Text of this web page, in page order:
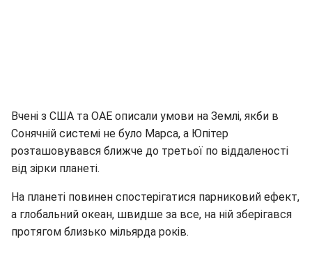
Вчені з США та ОАЕ описали умови на Землі, якби в
Сонячній системі не було Марса, а Юпітер
розташовувався ближче до третьої по віддаленості
від зірки планеті.
На планеті повинен спостерігатися парниковий ефект,
а глобальний океан, швидше за все, на ній зберігався
протягом близько мільярда років.